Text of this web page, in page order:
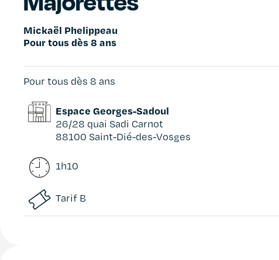
Mickaël Phelippeau
Pour tous dès 8 ans
Pour tous dès 8 ans
Espace Georges-Sadoul
26/28 quai Sadi Carnot
88100 Saint-Dié-des-Vosges
1h10
Tarif B